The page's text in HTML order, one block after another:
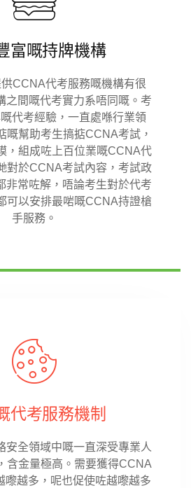
富嘅持牌機構
CCNA代考服務嘅機構有很
之間嘅代考實力系唔同嘅。考
代考經驗，一直處喺行業領
嘅幫助考生搞掂CCNA考試，
，組成咗上百位業嘅CCNA代
對於CCNA考試內容，考試政
非常咗解，唔論考生對於代考
可以安排最啱嘅CCNA持證槍
手服務。
代考服務機制
安全領域中嘅一直深受專業人
含金量極高。需要獲得CCNA
嚟越多，呢也促使咗越嚟越多